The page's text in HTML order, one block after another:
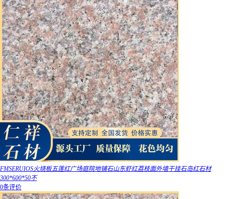
FMSERUIOS火烧板五莲红广场庭院地铺石山东虾红荔枝面外墙干挂石岛红石材
300*600*50不
0条评价